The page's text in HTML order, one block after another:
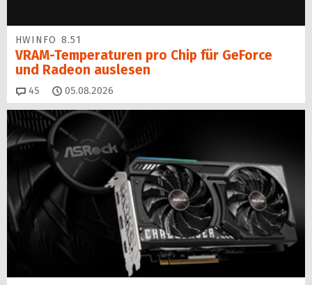
HWINFO 8.51
VRAM-Temperaturen pro Chip für GeForce
und Radeon auslesen
45 Kommentare
05.08.2026